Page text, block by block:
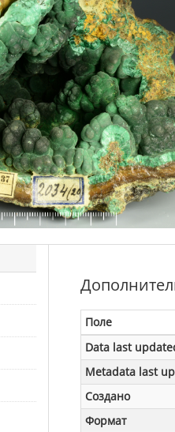
Поле
Data last
Metadata last
Создано
Формат